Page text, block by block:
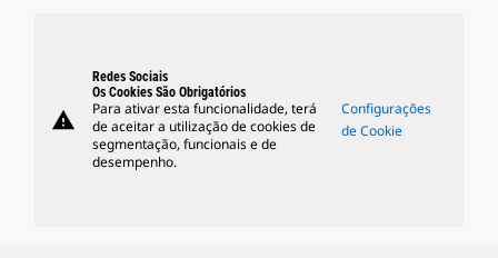
warning
Redes Sociais
Os Cookies São Obrigatórios
Para ativar esta funcionalidade, terá
de aceitar a utilização de cookies de
segmentação, funcionais e de
desempenho.
Configurações
de Cookie